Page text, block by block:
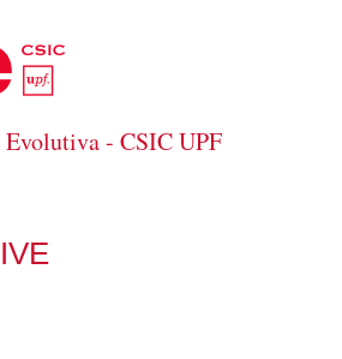
- CSIC UPF